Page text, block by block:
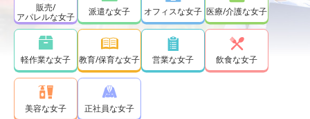
販売/
アパレルな女子
派遣な女子 オフィスな女子 医療/介護な女子
軽作業な女子 教育/保育な女子 営業な女子 飲食な女子
美容な女子 正社員な女子